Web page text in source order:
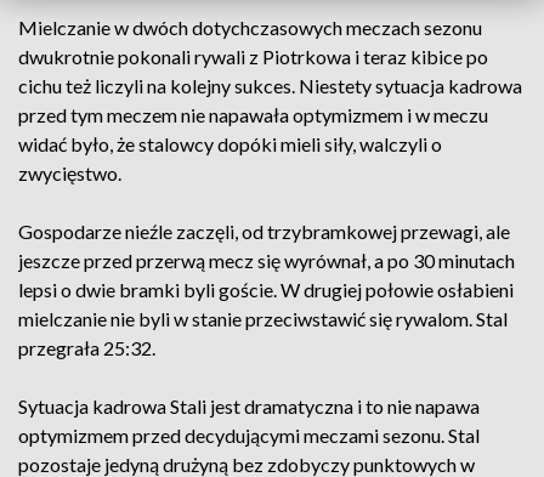
Mielczanie w dwóch dotychczasowych meczach sezonu
dwukrotnie pokonali rywali z Piotrkowa i teraz kibice po
cichu też liczyli na kolejny sukces. Niestety sytuacja kadrowa
przed tym meczem nie napawała optymizmem i w meczu
widać było, że stalowcy dopóki mieli siły, walczyli o
zwycięstwo.
Gospodarze nieźle zaczęli, od trzybramkowej przewagi, ale
jeszcze przed przerwą mecz się wyrównał, a po 30 minutach
lepsi o dwie bramki byli goście. W drugiej połowie osłabieni
mielczanie nie byli w stanie przeciwstawić się rywalom. Stal
przegrała 25:32.
Sytuacja kadrowa Stali jest dramatyczna i to nie napawa
optymizmem przed decydującymi meczami sezonu. Stal
pozostaje jedyną drużyną bez zdobyczy punktowych w